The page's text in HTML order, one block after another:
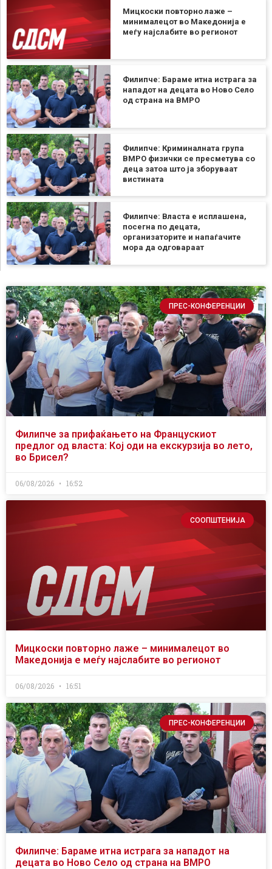
Мицкоски повторно лаже –
минималецот во Македонија е
меѓу најслабите во регионот
Филипче: Бараме итна истрага за
нападот на децата во Ново Село
од страна на ВМРО
Филипче: Криминалната група
ВМРО физички се пресметува со
деца затоа што ја зборуваат
вистината
Филипче: Власта е исплашена,
посегна по децата,
организаторите и напаѓачите
мора да одговараат
ПРЕС-КОНФЕРЕНЦИИ
Филипче за прифаќањето на Францускиот
предлог од власта: Кој оди на екскурзија во лето,
во Брисел?
06/08/2026 16:52
СООПШТЕНИЈА
Мицкоски повторно лаже – минималецот во
Македонија е меѓу најслабите во регионот
06/08/2026 16:51
ПРЕС-КОНФЕРЕНЦИИ
Филипче: Бараме итна истрага за нападот на
децата во Ново Село од страна на ВМРО